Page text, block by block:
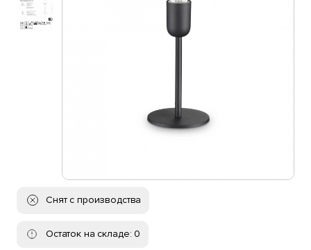
Снят с производства
Остаток на складе: 0